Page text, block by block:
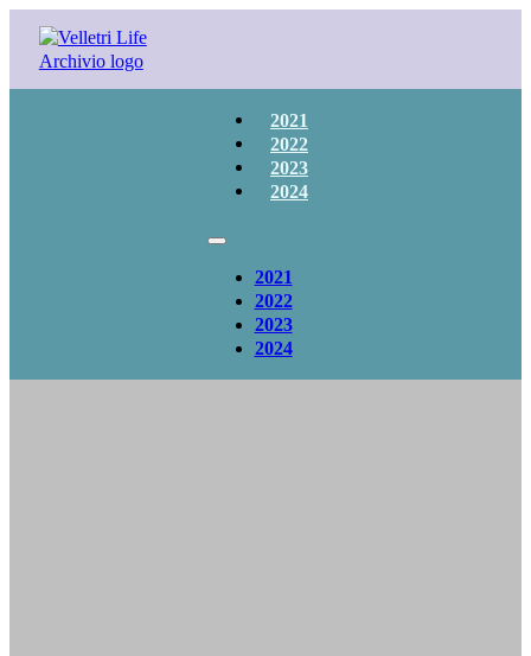
2021
2022
2023
2024
2021
2022
2023
2024